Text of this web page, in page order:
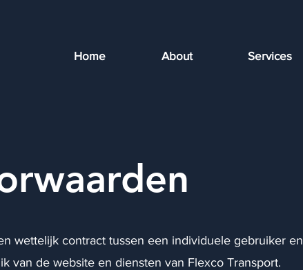
Home About Services
wettelijk contract tussen een individuele gebruiker en
van de website en diensten van Flexco Transport.